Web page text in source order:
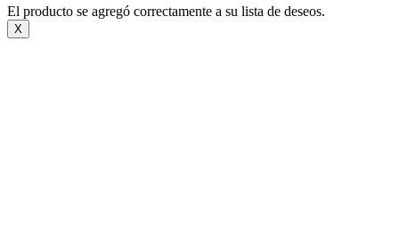
El producto se agregó correctamente a su lista de deseos.
X